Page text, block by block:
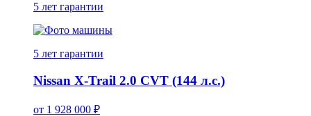
5 лет гарантии
5 лет гарантии
Nissan X-Trail 2.0 CVT (144 л.с.)
от 1 928 000 ₽